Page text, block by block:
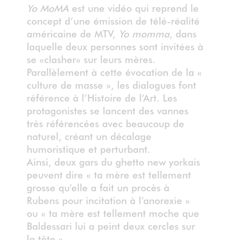
Yo MoMA est une vidéo qui reprend le
concept d’une émission de télé-réalité
américaine de MTV, Yo momma, dans
laquelle deux personnes sont invitées à
se «clasher» sur leurs mères.
Parallèlement à cette évocation de la «
culture de masse », les dialogues font
référence à l’Histoire de l’Art. Les
protagonistes se lancent des vannes
très référencées avec beaucoup de
naturel, créant un décalage
humoristique et perturbant.
Ainsi, deux gars du ghetto new yorkais
peuvent dire « ta mère est tellement
grosse qu’elle a fait un procès à
Rubens pour incitation à l’anorexie »
ou « ta mère est tellement moche que
Baldessari lui a peint deux cercles sur